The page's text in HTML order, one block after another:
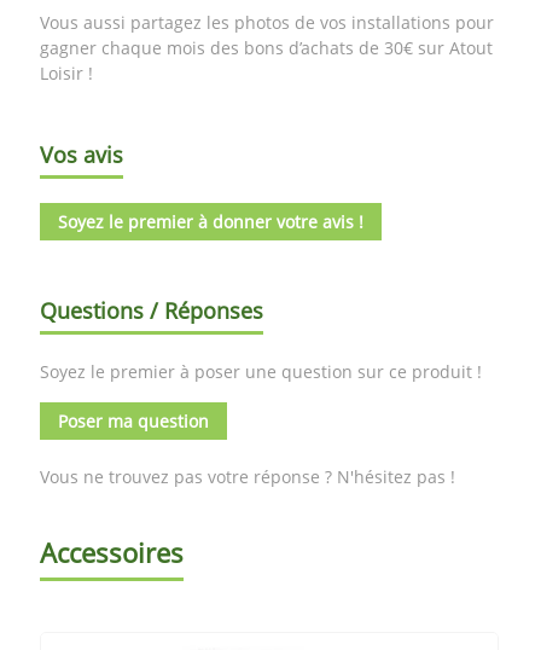
Vous aussi partagez les photos de vos installations pour
gagner chaque mois des bons d’achats de 30€ sur Atout
Loisir !
Vos avis
Soyez le premier à donner votre avis !
Questions / Réponses
Soyez le premier à poser une question sur ce produit !
Poser ma question
Vous ne trouvez pas votre réponse ? N'hésitez pas !
Accessoires